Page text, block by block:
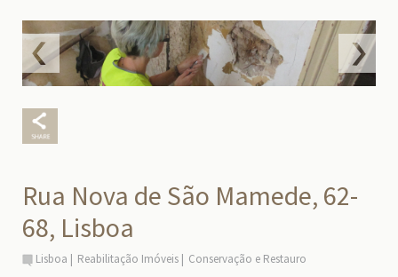
Rua Nova de São Mamede, 62-
68, Lisboa
Lisboa Reabilitação Imóveis Conservação e Restauro